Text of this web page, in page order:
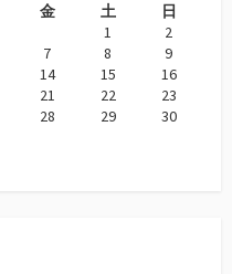
金 土 日
1
2
7 8
9
14 15
16
21 22
23
28 29
30